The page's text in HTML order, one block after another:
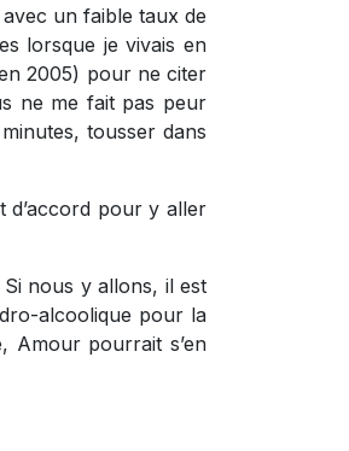
un faible taux de
lorsque je vivais en
2005) pour ne citer
ne me fait pas peur
tousser dans
d’accord pour y aller
Si nous y allons, il est
alcoolique pour la
Amour pourrait s’en